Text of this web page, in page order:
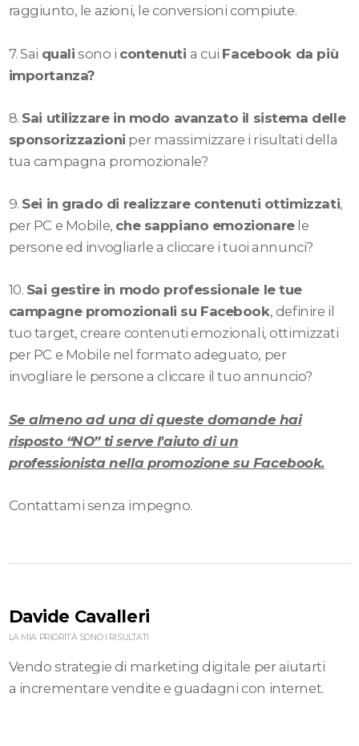
raggiunto, le azioni, le conversioni compiute.
7. Sai quali sono i contenuti a cui Facebook da più
importanza?
8. Sai utilizzare in modo avanzato il sistema delle
sponsorizzazioni per massimizzare i risultati della
tua campagna promozionale?
9. Sei in grado di realizzare contenuti ottimizzati,
per PC e Mobile, che sappiano emozionarele
persone ed invogliarle a cliccare i tuoi annunci?
10. Sai gestire in modo professionale le tue
campagne promozionali su Facebook, definire il
tuo target, creare contenuti emozionali, ottimizzati
per PC e Mobile nel formato adeguato, per
invogliare le persone a cliccare il tuo annuncio?
Se almeno ad una di queste domande hai
risposto “NO” ti serve l'aiuto di un
professionista nella promozione su Facebook.
Contattami senza impegno.
Davide Cavalleri
LA MIA PRIORITÀ SONO I RISULTATI
Vendo strategie di marketing digitale per aiutarti
a incrementare vendite e guadagni con internet.